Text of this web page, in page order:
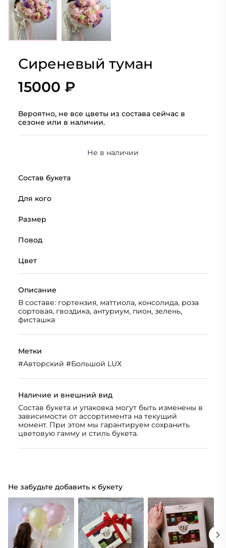
Сиреневый туман
15000 ₽
Вероятно, не все цветы из состава сейчас в
сезоне или в наличии.
Не в наличии
Состав букета
Для кого
Размер
Повод
Цвет
Описание
В составе: гортензия, маттиола, консолида, роза
сортовая, гвоздика, антуриум, пион, зелень,
фисташка
Метки
#Авторский #Большой LUX
Наличие и внешний вид
Состав букета и упаковка могут быть изменены в
зависимости от ассортимента на текущий
момент. При этом мы гарантируем сохранить
цветовую гамму и стиль букета.
Не забудьте добавить к букету